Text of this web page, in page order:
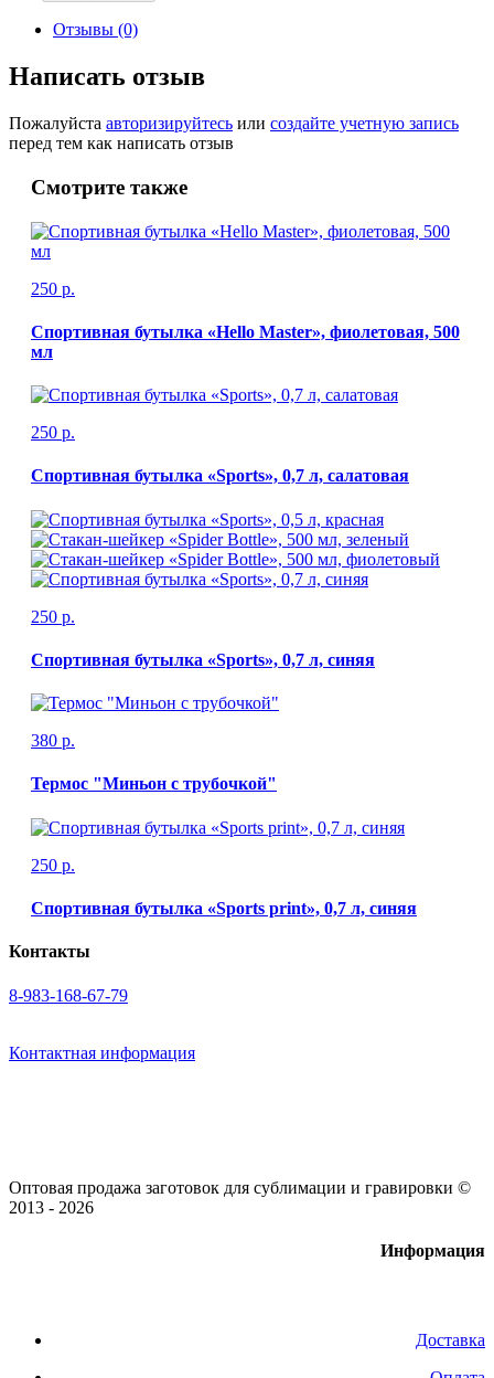
Отзывы (0)
Написать отзыв
Пожалуйста авторизируйтесь или создайте учетную запись
перед тем как написать отзыв
Смотрите также
250 р.
Спортивная бутылка «Hello Master», фиолетовая, 500
мл
250 р.
Спортивная бутылка «Sports», 0,7 л, салатовая
250 р.
Спортивная бутылка «Sports», 0,7 л, синяя
380 р.
Термос "Миньон с трубочкой"
250 р.
Спортивная бутылка «Sports print», 0,7 л, синяя
Контакты
8-983-168-67-79
Контактная информация
Оптовая продажа заготовок для сублимации и гравировки ©
2013 - 2026
Информация
Доставка